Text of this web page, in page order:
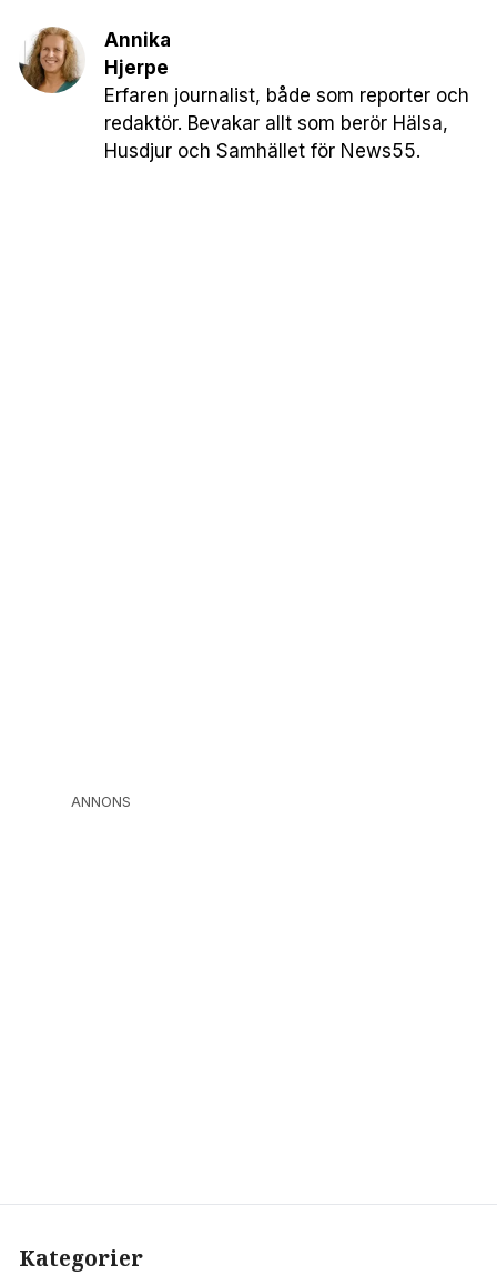
Annika
Hjerpe
Erfaren journalist, både som reporter och
redaktör. Bevakar allt som berör Hälsa,
Husdjur och Samhället för News55.
ANNONS
Kategorier